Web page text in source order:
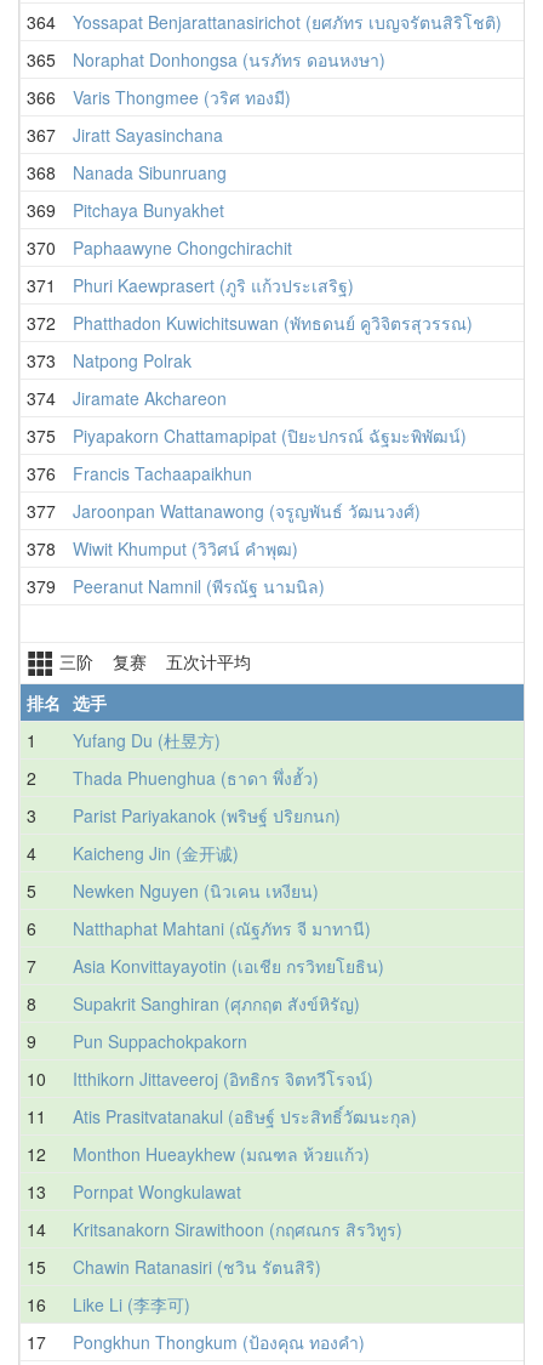
364
Yossapat Benjarattanasirichot (ยศภัทร เบญจรัตนสิริโชติ)
365
Noraphat Donhongsa (นรภัทร ดอนหงษา)
366
Varis Thongmee (วริศ ทองมี)
367
Jiratt Sayasinchana
368
Nanada Sibunruang
369
Pitchaya Bunyakhet
370
Paphaawyne Chongchirachit
371
Phuri Kaewprasert (ภูริ แก้วประเสริฐ)
372
Phatthadon Kuwichitsuwan (พัทธดนย์ คูวิจิตรสุวรรณ)
373
Natpong Polrak
374
Jiramate Akchareon
375
Piyapakorn Chattamapipat (ปิยะปกรณ์ ฉัฐมะพิพัฒน์)
376
Francis Tachaapaikhun
377
Jaroonpan Wattanawong (จรูญพันธ์ วัฒนวงศ์)
378
Wiwit Khumput (วิวิศน์ คำพุฒ)
379
Peeranut Namnil (พีรณัฐ นามนิล)
三阶 复赛 五次计平均
排名 选手
1
Yufang Du (杜昱方)
2
Thada Phuenghua (ธาดา พึ่งฮั้ว)
3
Parist Pariyakanok (พริษฐ์ ปริยกนก)
4
Kaicheng Jin (金开诚)
5
Newken Nguyen (นิวเคน เหงียน)
6
Natthaphat Mahtani (ณัฐภัทร จี มาทานี)
7
Asia Konvittayayotin (เอเชีย กรวิทยโยธิน)
8
Supakrit Sanghiran (ศุภกฤต สังข์หิรัญ)
9
Pun Suppachokpakorn
10
Itthikorn Jittaveeroj (อิทธิกร จิตทวีโรจน์)
11
Atis Prasitvatanakul (อธิษฐ์ ประสิทธิ์วัฒนะกุล)
12
Monthon Hueaykhew (มณฑล ห้วยแก้ว)
13
Pornpat Wongkulawat
14
Kritsanakorn Sirawithoon (กฤศณกร สิรวิทูร)
15
Chawin Ratanasiri (ชวิน รัตนสิริ)
16
Like Li (李李可)
17
Pongkhun Thongkum (ป้องคุณ ทองคำ)